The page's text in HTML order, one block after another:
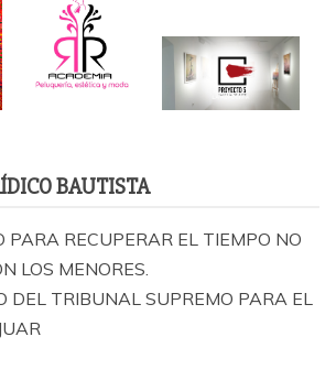
BAUTISTA
PARA RECUPERAR EL TIEMPO NO
LOS MENORES.
DEL TRIBUNAL SUPREMO PARA EL